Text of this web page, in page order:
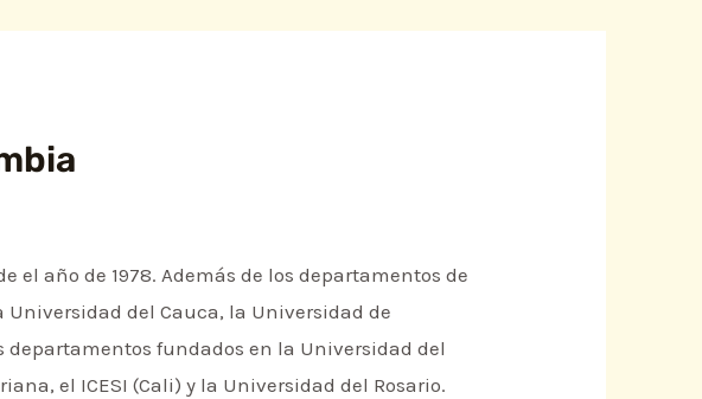
el año de 1978. Además de los departamentos de
del Cauca, la Universidad de
fundados en la Universidad del
el ICESI (Cali) y la Universidad del Rosario.